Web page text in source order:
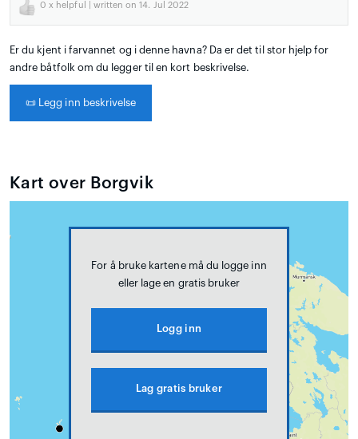
0 x helpful | written on 14. Jul 2022
Er du kjent i farvannet og i denne havna? Da er det til stor hjelp for
andre båtfolk om du legger til en kort beskrivelse.
📜 Legg inn beskrivelse
Kart over Borgvik
For å bruke kartene må du logge inn
eller lage en gratis bruker
Logg inn
Lag gratis bruker